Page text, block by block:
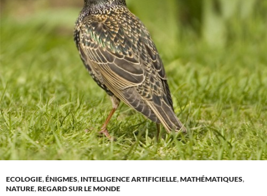
ECOLOGIE,ÉNIGMES, INTELLIGENCE ARTIFICIELLE,MATHÉMATIQUES,
NATURE,REGARD SUR LE MONDE